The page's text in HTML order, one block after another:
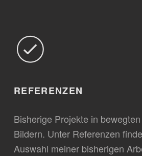
REFERENZEN
Bisherige Projekte in
Bildern. Unter Referenzen
Auswahl meiner bisherigen